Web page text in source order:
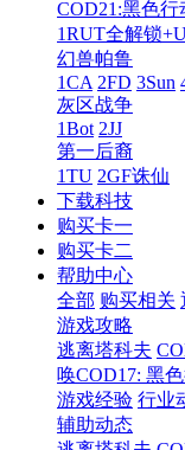
COD21:黑色行
1RUT全解锁
幻兽帕鲁
1CA 2FD 3Sun
灰区战争
1Bot 2JJ
第一后裔
1TU 2GF诛仙
下载科技
购买卡一
购买卡二
帮助中心
全部 购买相关
游戏攻略
逃离塔科夫
唤COD17: 黑
游戏经验 行业
辅助动态